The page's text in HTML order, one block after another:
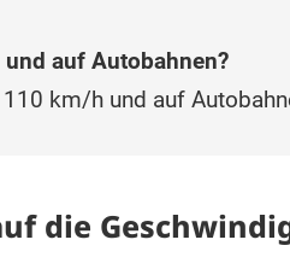
auf Autobahnen?
km/h und auf
die